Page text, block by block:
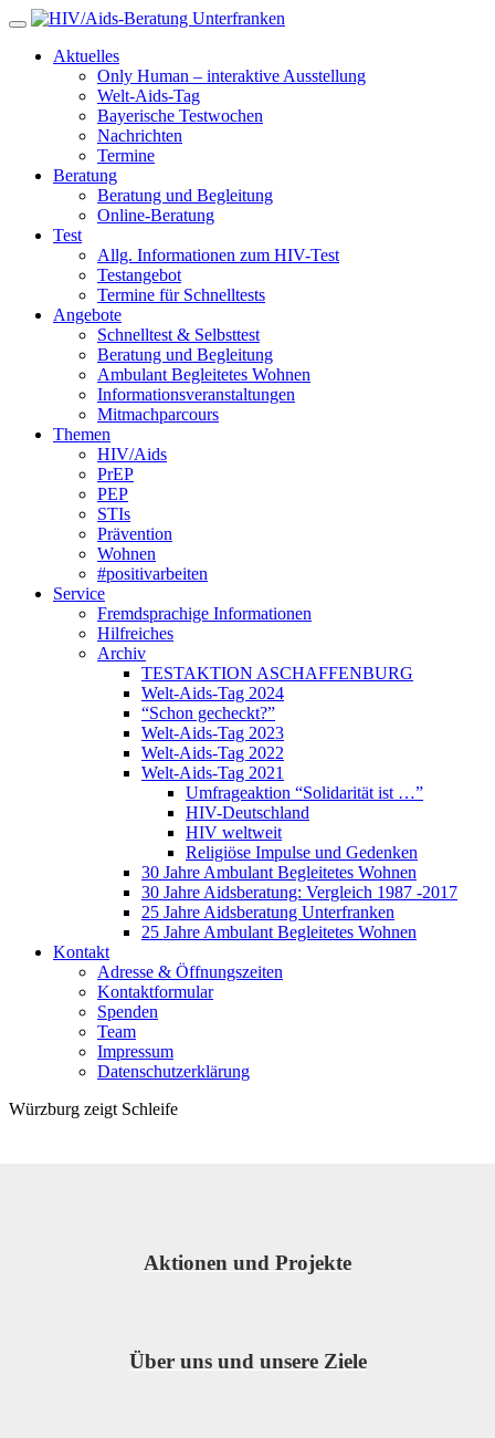
Aktuelles
Only Human – interaktive Ausstellung
Welt-Aids-Tag
Bayerische Testwochen
Nachrichten
Termine
Beratung
Beratung und Begleitung
Online-Beratung
Test
Allg. Informationen zum HIV-Test
Testangebot
Termine für Schnelltests
Angebote
Schnelltest & Selbsttest
Beratung und Begleitung
Ambulant Begleitetes Wohnen
Informationsveranstaltungen
Mitmachparcours
Themen
HIV/Aids
PrEP
PEP
STIs
Prävention
Wohnen
#positivarbeiten
Service
Fremdsprachige Informationen
Hilfreiches
Archiv
TESTAKTION ASCHAFFENBURG
Welt-Aids-Tag 2024
“Schon gecheckt?”
Welt-Aids-Tag 2023
Welt-Aids-Tag 2022
Welt-Aids-Tag 2021
Umfrageaktion “Solidarität ist …”
HIV-Deutschland
HIV weltweit
Religiöse Impulse und Gedenken
30 Jahre Ambulant Begleitetes Wohnen
30 Jahre Aidsberatung: Vergleich 1987 -2017
25 Jahre Aidsberatung Unterfranken
25 Jahre Ambulant Begleitetes Wohnen
Kontakt
Adresse & Öffnungszeiten
Kontaktformular
Spenden
Team
Impressum
Datenschutzerklärung
Würzburg zeigt Schleife
Aktionen und Projekte
Über uns und unsere Ziele